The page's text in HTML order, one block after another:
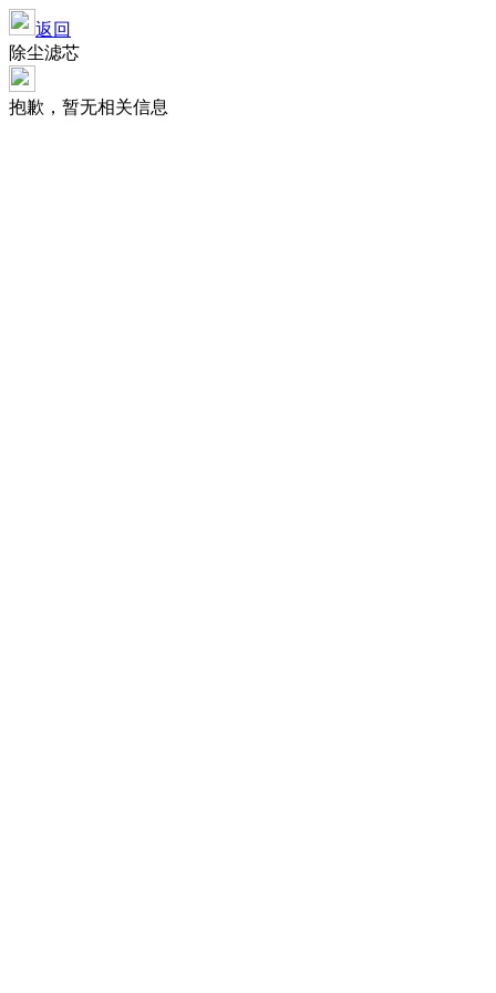
返回
除尘滤芯
抱歉，暂无相关信息